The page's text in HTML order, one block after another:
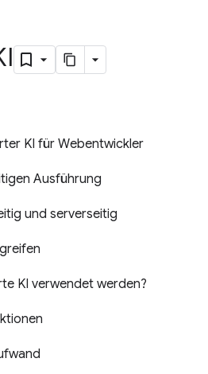
KI für Webentwickler
Ausführung
und serverseitig
KI verwendet werden?